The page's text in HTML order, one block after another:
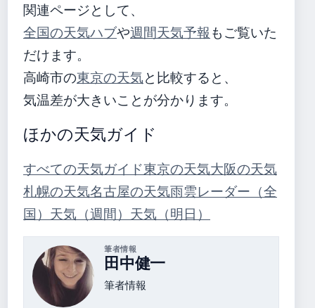
関連ページとして、
全国の天気ハブや週間天気予報もご覧いた
だけます。
高崎市の東京の天気と比較すると、
気温差が大きいことが分かります。
ほかの天気ガイド
すべての天気ガイド東京の天気大阪の天気
札幌の天気名古屋の天気雨雲レーダー（全
国） 天気（週間） 天気（明日）
筆者情報
田中健一
筆者情報